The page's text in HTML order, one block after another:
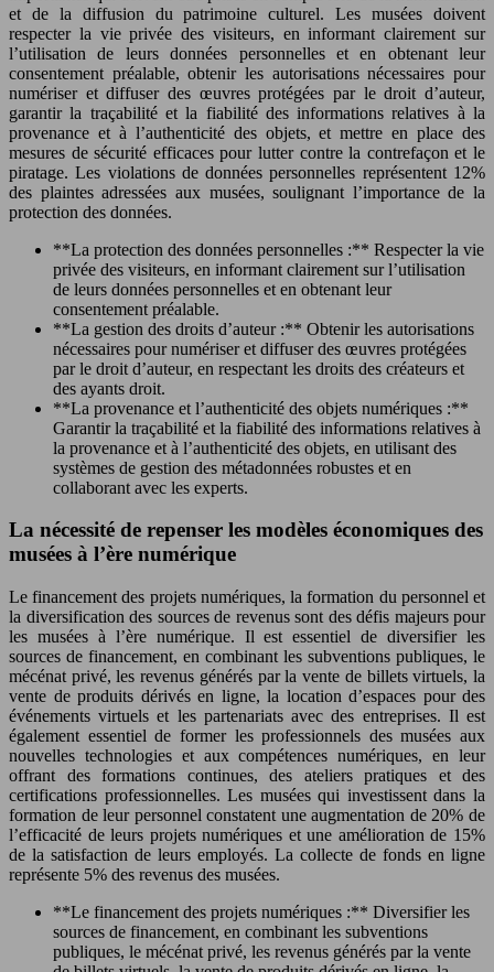
et de la diffusion du patrimoine culturel. Les musées doivent
respecter la vie privée des visiteurs, en informant clairement sur
l’utilisation de leurs données personnelles et en obtenant leur
consentement préalable, obtenir les autorisations nécessaires pour
numériser et diffuser des œuvres protégées par le droit d’auteur,
garantir la traçabilité et la fiabilité des informations relatives à la
provenance et à l’authenticité des objets, et mettre en place des
mesures de sécurité efficaces pour lutter contre la contrefaçon et le
piratage. Les violations de données personnelles représentent 12%
des plaintes adressées aux musées, soulignant l’importance de la
protection des données.
**La protection des données personnelles :** Respecter la vie
privée des visiteurs, en informant clairement sur l’utilisation
de leurs données personnelles et en obtenant leur
consentement préalable.
**La gestion des droits d’auteur :** Obtenir les autorisations
nécessaires pour numériser et diffuser des œuvres protégées
par le droit d’auteur, en respectant les droits des créateurs et
des ayants droit.
**La provenance et l’authenticité des objets numériques :**
Garantir la traçabilité et la fiabilité des informations relatives à
la provenance et à l’authenticité des objets, en utilisant des
systèmes de gestion des métadonnées robustes et en
collaborant avec les experts.
La nécessité de repenser les modèles économiques des
musées à l’ère numérique
Le financement des projets numériques, la formation du personnel et
la diversification des sources de revenus sont des défis majeurs pour
les musées à l’ère numérique. Il est essentiel de diversifier les
sources de financement, en combinant les subventions publiques, le
mécénat privé, les revenus générés par la vente de billets virtuels, la
vente de produits dérivés en ligne, la location d’espaces pour des
événements virtuels et les partenariats avec des entreprises. Il est
également essentiel de former les professionnels des musées aux
nouvelles technologies et aux compétences numériques, en leur
offrant des formations continues, des ateliers pratiques et des
certifications professionnelles. Les musées qui investissent dans la
formation de leur personnel constatent une augmentation de 20% de
l’efficacité de leurs projets numériques et une amélioration de 15%
de la satisfaction de leurs employés. La collecte de fonds en ligne
représente 5% des revenus des musées.
**Le financement des projets numériques :** Diversifier les
sources de financement, en combinant les subventions
publiques, le mécénat privé, les revenus générés par la vente